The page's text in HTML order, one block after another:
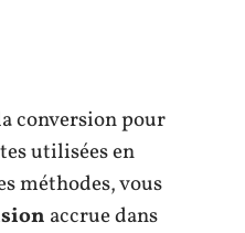
conversion pour
utilisées en
méthodes, vous
accrue dans